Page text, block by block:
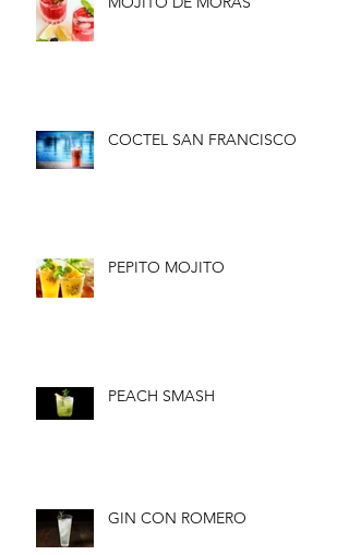
COCTEL SAN FRANCISCO
PEPITO MOJITO
PEACH SMASH
GIN CON ROMERO